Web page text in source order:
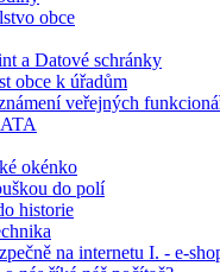
obce
a Datové schránky
obce k úřadům
veřejných
okénko
do polí
historie
na internetu I. - e-